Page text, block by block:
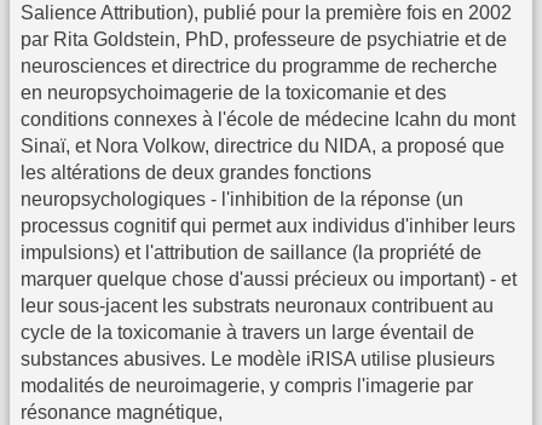
Salience Attribution), publié pour la première fois en 2002
par Rita Goldstein, PhD, professeure de psychiatrie et de
neurosciences et directrice du programme de recherche
en neuropsychoimagerie de la toxicomanie et des
conditions connexes à l'école de médecine Icahn du mont
Sinaï, et Nora Volkow, directrice du NIDA, a proposé que
les altérations de deux grandes fonctions
neuropsychologiques - l'inhibition de la réponse (un
processus cognitif qui permet aux individus d'inhiber leurs
impulsions) et l'attribution de saillance (la propriété de
marquer quelque chose d'aussi précieux ou important) - et
leur sous-jacent les substrats neuronaux contribuent au
cycle de la toxicomanie à travers un large éventail de
substances abusives. Le modèle iRISA utilise plusieurs
modalités de neuroimagerie, y compris l'imagerie par
résonance magnétique,